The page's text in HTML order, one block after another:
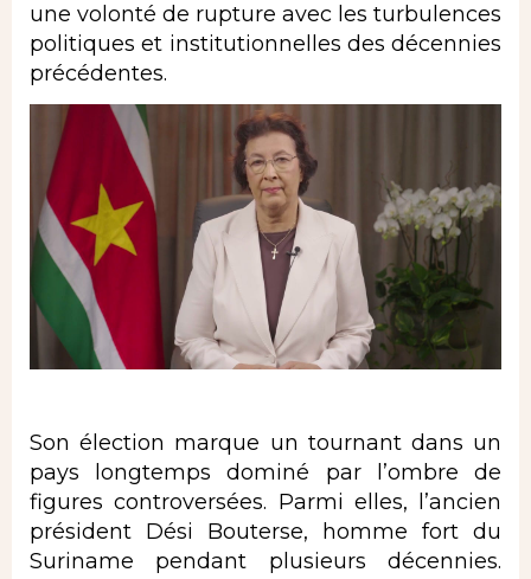
une volonté de rupture avec les turbulences
politiques et institutionnelles des décennies
précédentes.
Son élection marque un tournant dans un
pays longtemps dominé par l’ombre de
figures controversées. Parmi elles, l’ancien
président Dési Bouterse, homme fort du
Suriname pendant plusieurs décennies.